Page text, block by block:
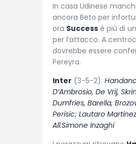
In casa Udinese
ancora Beto per
ora Success è più di
per l’attacco. A
dovrebbe essere
Pereyra.
Inter (3-5-2):
D’Ambrosio, De Vrij,
Dumfries, Barella,
Perisic; Lautaro
All.Simone Inzaghi